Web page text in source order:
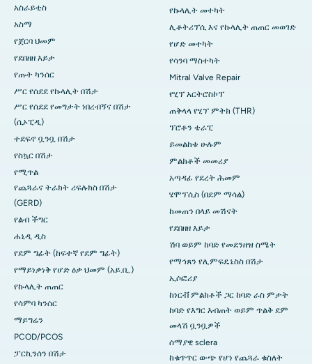
አስራይቲስ
አስማ
የጀርባ ህመም
የደበዘዘ እይታ
የጡት ካንሰር
ሥር የሰደደ የኩላሊት በሽታ
ሥር የሰደደ የመግታት ነበረብኝና በሽታ
(ሲኦፒዲ)
ተደፍኖ ቧንቧ በሽታ
የስኳር በሽታ
የሚጥል
የጨጓራና ትራክት ሪፍሉክስ በሽታ
(GERD)
የልብ ችግር
ሐኒዲ ዲስ
የደም ግፊት (ከፍተኛ የደም ግፊት)
የማይነቃነቅ የሆድ ዕቃ ህመም (አይ.ቢ.)
የኩላሊት ጠጠር
የሳምባ ካንሰር
ማይግሬን
PCOD/PCOS
ፓርኪንሰን በሽታ
የኩላሊት መተካት
ሊቶትሪፕሲ እና የኩላሊት ጠጠር መወገድ
የሆድ መተካት
የሳንባ ማስተካት
Mitral Valve Repair
የሂፕ አርትሮስኮፕ
ጠቅላላ የሂፕ ምትክ (THR)
ፕሮቶን ቴራፒ
ይመልከቱ ሁሉም
ምልክቶች መመሪያ
አጣዳፊ የደረት ሕመም
ሄሞፕሲስ (በደም ማሳል)
ከመጠን በላይ መሽናት
የደበዘዘ እይታ
ሽባ ወይም ከባድ የመደንዘዝ ስሜት
የማኅጸን የሊምፍዴኔስስ በሽታ
ኢሶፎሪያ
ከነርቭ ምልክቶች ጋር ከባድ ራስ ምታት
ከባድ የእግር እብጠት ወይም ጥልቅ ደም
መላሽ ቧንቧዎች
ሰማያዊ sclera
ከቁጥጥር ውጭ የሆነ የጨጓራ ​​​​ቁስለት